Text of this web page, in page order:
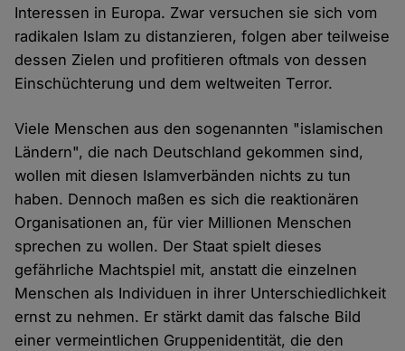
Interessen in Europa. Zwar versuchen sie sich vom
radikalen Islam zu distanzieren, folgen aber teilweise
dessen Zielen und profitieren oftmals von dessen
Einschüchterung und dem weltweiten Terror.
Viele Menschen aus den sogenannten "islamischen
Ländern", die nach Deutschland gekommen sind,
wollen mit diesen Islamverbänden nichts zu tun
haben. Dennoch maßen es sich die reaktionären
Organisationen an, für vier Millionen Menschen
sprechen zu wollen. Der Staat spielt dieses
gefährliche Machtspiel mit, anstatt die einzelnen
Menschen als Individuen in ihrer Unterschiedlichkeit
ernst zu nehmen. Er stärkt damit das falsche Bild
einer vermeintlichen Gruppenidentität, die den